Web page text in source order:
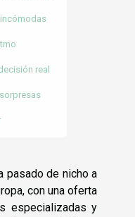
real
pasado de nicho a
con una oferta
especializadas y